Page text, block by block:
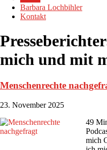
Barbara Lochbihler
Kontakt
mich und mit
Menschenrechte
23. November 2025
49
mich